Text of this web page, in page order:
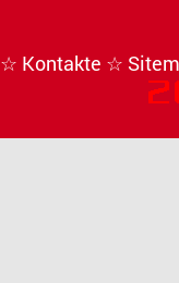
☆ Kontakte ☆